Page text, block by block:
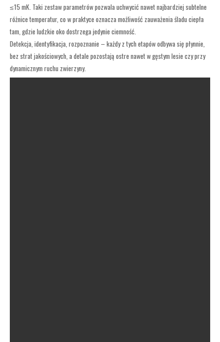
≤15 mK. Taki zestaw parametrów pozwala uchwycić nawet najbardziej subtelne
różnice temperatur, co w praktyce oznacza możliwość zauważenia śladu ciepła
tam, gdzie ludzkie oko dostrzega jedynie ciemność.
Detekcja, identyfikacja, rozpoznanie – każdy z tych etapów odbywa się płynnie,
bez strat jakościowych, a detale pozostają ostre nawet w gęstym lesie czy przy
dynamicznym ruchu zwierzyny.